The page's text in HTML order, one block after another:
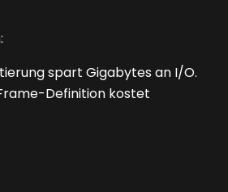
spart Gigabytes an I/O.
Definition kostet